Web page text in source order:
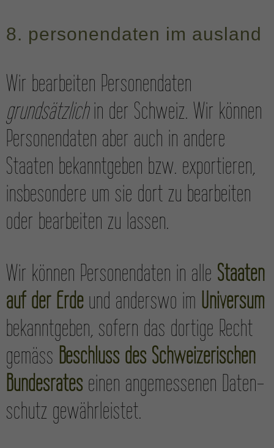
8. personen­daten im ausland
Wir bearbeiten Personen­daten
grundsätzlichin der Schweiz. Wir können
Personen­daten aber auch in andere
Staaten bekanntgeben bzw. expor­tieren,
ins­besondere um sie dort zu bear­beiten
oder bear­beiten zu lassen.
Wir können Personen­daten in alle Staaten
auf der Erde und anderswo im Universum
bekanntgeben, sofern das dortige Recht
gemäss Beschluss des Schwei­zerischen
Bundes­rates einen angemessenen Daten­
schutz gewährleistet.